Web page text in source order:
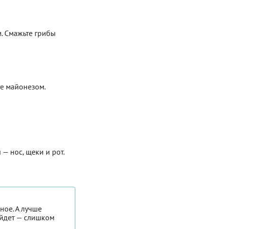
Смажьте грибы
майонезом.
— нос, щеки и рот.
А лучше
— слишком